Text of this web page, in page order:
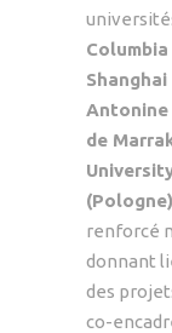
Antonine
de
(Pologne)
renforcé
donnant
des
co-